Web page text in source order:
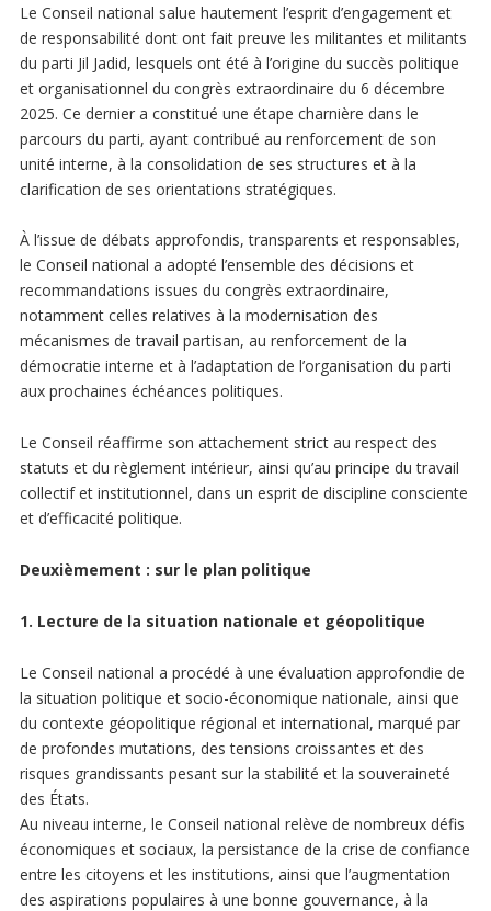
Le Conseil national salue hautement l’esprit d’engagement et
de responsabilité dont ont fait preuve les militantes et militants
du parti Jil Jadid, lesquels ont été à l’origine du succès politique
et organisationnel du congrès extraordinaire du 6 décembre
2025. Ce dernier a constitué une étape charnière dans le
parcours du parti, ayant contribué au renforcement de son
unité interne, à la consolidation de ses structures et à la
clarification de ses orientations stratégiques.
À l’issue de débats approfondis, transparents et responsables,
le Conseil national a adopté l’ensemble des décisions et
recommandations issues du congrès extraordinaire,
notamment celles relatives à la modernisation des
mécanismes de travail partisan, au renforcement de la
démocratie interne et à l’adaptation de l’organisation du parti
aux prochaines échéances politiques.
Le Conseil réaffirme son attachement strict au respect des
statuts et du règlement intérieur, ainsi qu’au principe du travail
collectif et institutionnel, dans un esprit de discipline consciente
et d’efficacité politique.
Deuxièmement : sur le plan politique
1. Lecture de la situation nationale et géopolitique
Le Conseil national a procédé à une évaluation approfondie de
la situation politique et socio-économique nationale, ainsi que
du contexte géopolitique régional et international, marqué par
de profondes mutations, des tensions croissantes et des
risques grandissants pesant sur la stabilité et la souveraineté
des États.
Au niveau interne, le Conseil national relève de nombreux défis
économiques et sociaux, la persistance de la crise de confiance
entre les citoyens et les institutions, ainsi que l’augmentation
des aspirations populaires à une bonne gouvernance, à la